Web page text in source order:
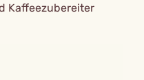
Kaffeezubereiter